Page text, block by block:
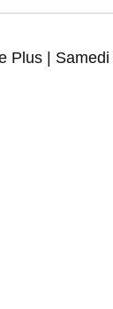
Plus |